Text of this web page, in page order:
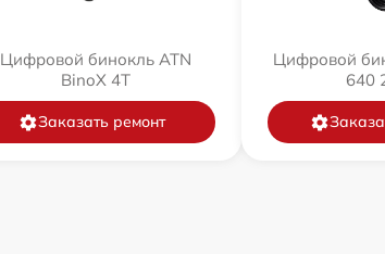
Цифровой бинокль ATN
BinoX 4T
Заказать ремонт
Цифровой
640